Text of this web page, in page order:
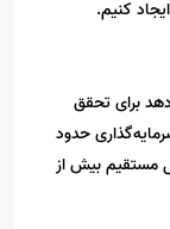
کنیم.
برای تحقق
سرمایه‌گذاری حدود
مستقیم بیش از